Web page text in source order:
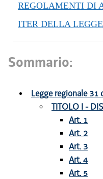
REGOLAMENTI DI
ITER DELLA LEGGE
Sommario:
Legge regionale 31
TITOLO I -
Art. 1
Art. 2
Art. 3
Art. 4
Art. 5